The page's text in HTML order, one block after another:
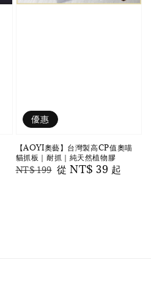
優惠
【AOYI奧藝】台灣製高CP值奧喵
貓抓板｜耐抓｜純天然植物膠
Regular
NT$ 199 Sale
從 NT$ 39 起